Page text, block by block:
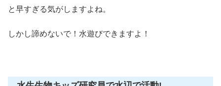
と早すぎる気がしますよね。
しかし諦めないで！水遊びできますよ！